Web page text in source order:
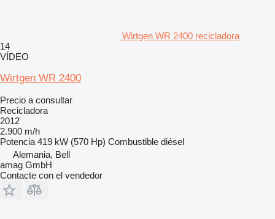
Wirtgen WR 2400 recicladora
14
VÍDEO
Wirtgen WR 2400
Precio a consultar
Recicladora
2012
2.900 m/h
Potencia 419 kW (570 Hp) Combustible diésel
Alemania, Bell
amag GmbH
Contacte con el vendedor